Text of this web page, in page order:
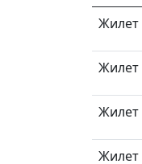
Жилет
Жилет
Жилет
Жилет